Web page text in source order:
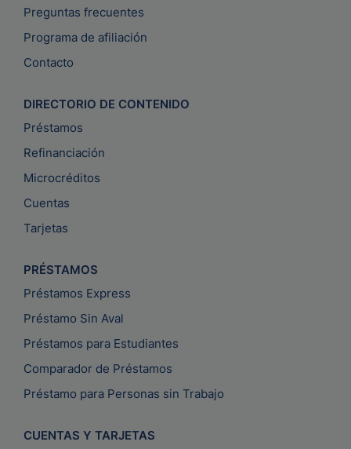
Preguntas frecuentes
Programa de afiliación
Contacto
DIRECTORIO DE CONTENIDO
Préstamos
Refinanciación
Microcréditos
Cuentas
Tarjetas
PRÉSTAMOS
Préstamos Express
Préstamo Sin Aval
Préstamos para Estudiantes
Comparador de Préstamos
Préstamo para Personas sin Trabajo
CUENTAS Y TARJETAS